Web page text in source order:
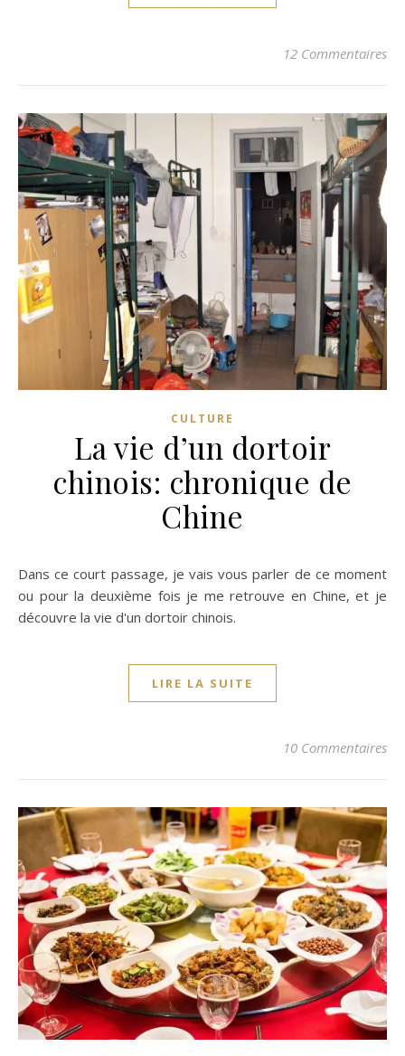
12 Commentaires
CULTURE
La vie d’un dortoir
chinois: chronique de
Chine
Dans ce court passage, je vais vous parler de ce moment
ou pour la deuxième fois je me retrouve en Chine, et je
découvre la vie d'un dortoir chinois.
LIRE LA SUITE
10 Commentaires